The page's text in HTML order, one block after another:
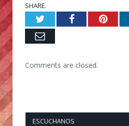
SHARE.
TwitterFacebook
Email
Comments are closed.
ESCUCHANOS